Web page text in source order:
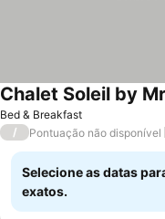
Bed & Breakfast
Chalet Soleil by
/ Pontuação não disponível
Selecione as datas
exatos.